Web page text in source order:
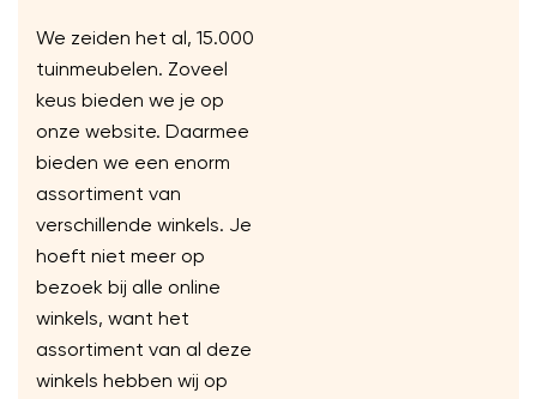
We zeiden het al, 15.000
tuinmeubelen. Zoveel
keus bieden we je op
onze website. Daarmee
bieden we een enorm
assortiment van
verschillende winkels. Je
hoeft niet meer op
bezoek bij alle online
winkels, want het
assortiment van al deze
winkels hebben wij op